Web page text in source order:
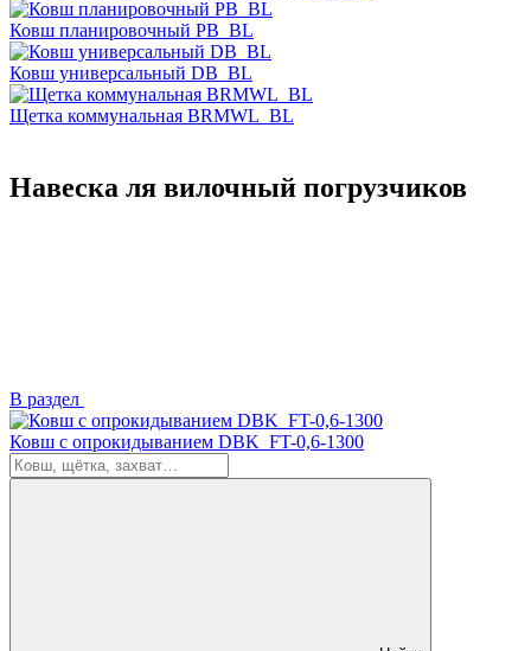
Ковш планировочный PB_BL
Ковш универсальный DB_BL
Щетка коммунальная BRMWL_BL
Навеска ля вилочный погрузчиков
В раздел
Ковш с опрокидыванием DBK_FT-0,6-1300